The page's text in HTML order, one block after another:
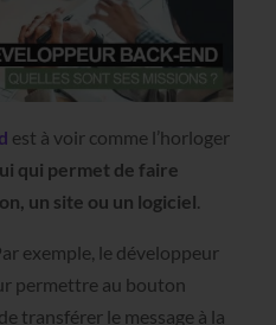
est à voir comme l’horloger
qui permet de faire
un site ou un logiciel.
exemple, le développeur
permettre au bouton
transférer le message à la